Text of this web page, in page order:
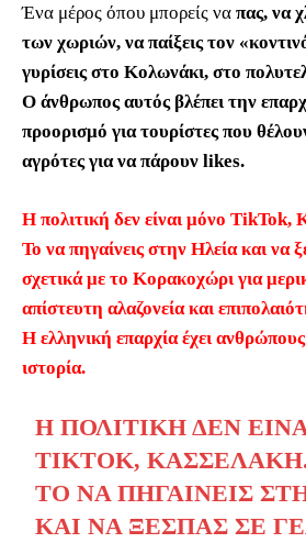
Ένα μέρος όπου μπορείς να πας, να
των χωριών, να παίξεις τον
γυρίσεις στο Κολωνάκι, στο
Ο άνθρωπος αυτός βλέπει την
προορισμό για τουρίστες που
αγρότες για να πάρουν likes.
Η πολιτική δεν είναι μόνο TikTok,
Το να πηγαίνεις στην Ηλεία και να
σχετικά με το Κορακοχώρι για
απίστευτη αλαζονεία και
​Η ελληνική επαρχία έχει
ιστορία.
Η ΠΟΛΙΤΙΚΉ ΔΕΝ
TIKTOK,
ΤΟ ΝΑ ΠΗΓΑΊΝΕΙΣ
ΚΑΙ ΝΑ ΞΕΣΠΆΣ ΣΕ